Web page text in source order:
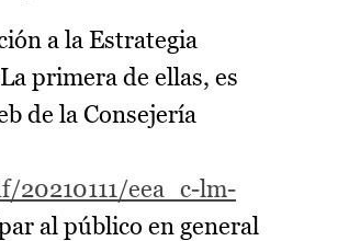
a la Estrategia
primera de ellas, es
de la Consejería
eea_c-lm-
al público en general